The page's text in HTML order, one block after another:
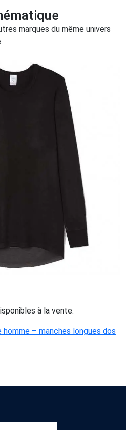
marques du même univers
à la vente.
– manches longues dos